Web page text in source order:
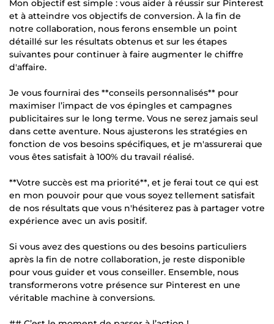
Mon objectif est simple : vous aider à réussir sur Pinterest
et à atteindre vos objectifs de conversion. À la fin de
notre collaboration, nous ferons ensemble un point
détaillé sur les résultats obtenus et sur les étapes
suivantes pour continuer à faire augmenter le chiffre
d'affaire.
Je vous fournirai des **conseils personnalisés** pour
maximiser l’impact de vos épingles et campagnes
publicitaires sur le long terme. Vous ne serez jamais seul
dans cette aventure. Nous ajusterons les stratégies en
fonction de vos besoins spécifiques, et je m'assurerai que
vous êtes satisfait à 100% du travail réalisé.
**Votre succès est ma priorité**, et je ferai tout ce qui est
en mon pouvoir pour que vous soyez tellement satisfait
de nos résultats que vous n'hésiterez pas à partager votre
expérience avec un avis positif.
Si vous avez des questions ou des besoins particuliers
après la fin de notre collaboration, je reste disponible
pour vous guider et vous conseiller. Ensemble, nous
transformerons votre présence sur Pinterest en une
véritable machine à conversions.